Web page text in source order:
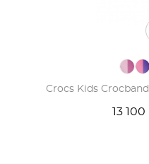
Crocs Kids
13 100